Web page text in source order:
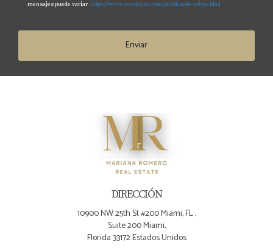
mensajes puede variar. https://www.marianar.com/politica-de-privacidad
Enviar
DIRECCIÓN
10900 NW 25th St #200 Miami, FL ,
Suite 200 Miami,
Florida 33172 Estados Unidos